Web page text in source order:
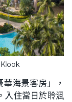
Klook
海景客房」，
入住當日於聆渢